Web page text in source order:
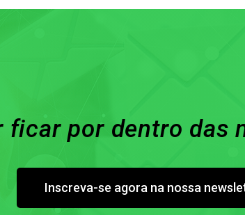
ficar por dentro das
Inscreva-se agora na nossa